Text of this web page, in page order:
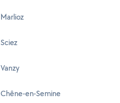
en-Semine